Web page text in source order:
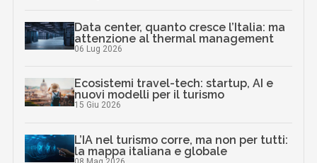
Data center, quanto cresce l’Italia: ma
attenzione al thermal management
06 Lug 2026
Ecosistemi travel-tech: startup, AI e
nuovi modelli per il turismo
15 Giu 2026
L’IA nel turismo corre, ma non per tutti:
la mappa italiana e globale